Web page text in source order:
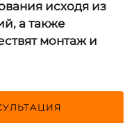
исходя из
а также
монтаж и